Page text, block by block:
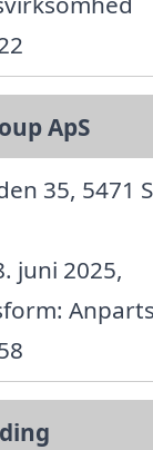
ApS
35, 5471
juni 2025,